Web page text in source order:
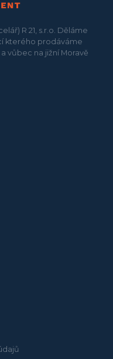
R 21, s.r.o. Děláme
kterého prodáváme
vůbec na jižní Moravě